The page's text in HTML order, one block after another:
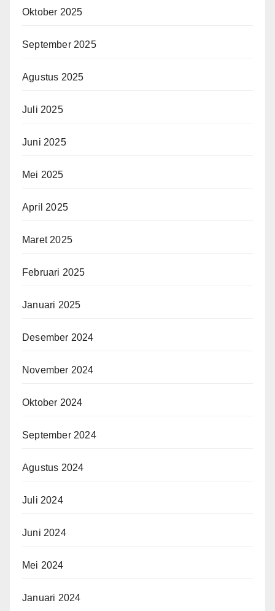
Oktober 2025
September 2025
Agustus 2025
Juli 2025
Juni 2025
Mei 2025
April 2025
Maret 2025
Februari 2025
Januari 2025
Desember 2024
November 2024
Oktober 2024
September 2024
Agustus 2024
Juli 2024
Juni 2024
Mei 2024
Januari 2024